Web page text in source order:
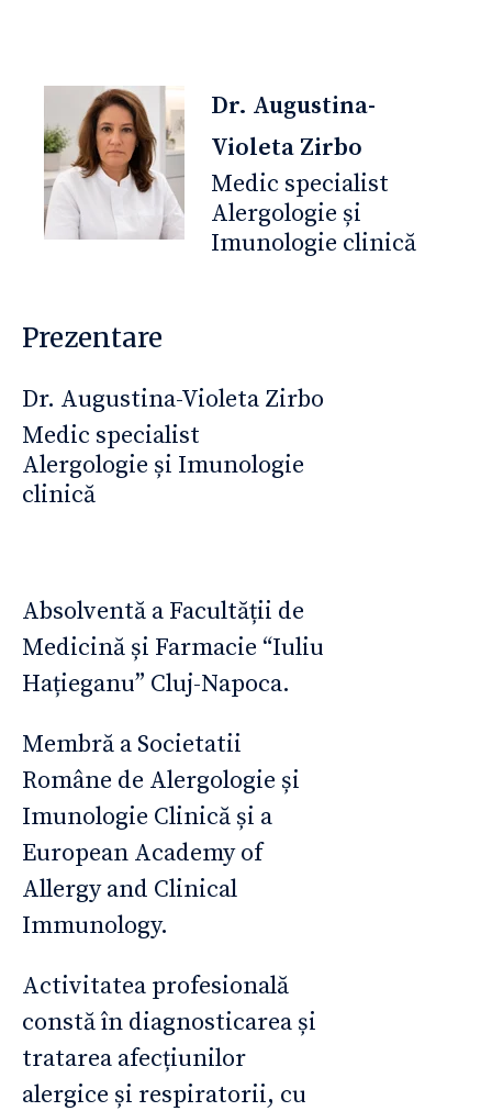
Dr. Augustina-
Violeta Zirbo
Medic specialist
Alergologie și
Imunologie clinică
Prezentare
Dr. Augustina-Violeta Zirbo
Medic specialist
Alergologie și Imunologie
clinică
Absolventă a Facultății de
Medicină și Farmacie “Iuliu
Hațieganu” Cluj-Napoca.
Membră a Societatii
Române de Alergologie și
Imunologie Clinică și a
European Academy of
Allergy and Clinical
Immunology.
Activitatea profesională
constă în diagnosticarea și
tratarea afecțiunilor
alergice și respiratorii, cu